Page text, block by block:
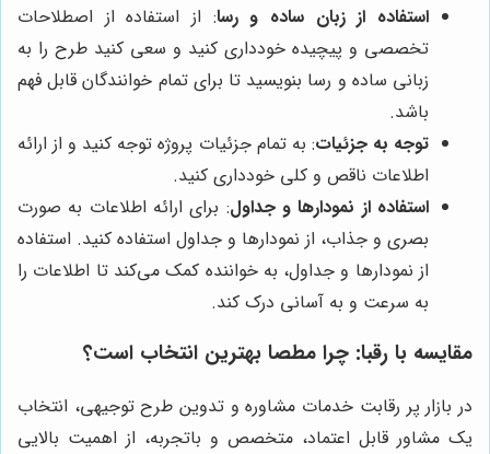
استفاده از زبان ساده و رسا: از استفاده از اصطلاحات
تخصصی و پیچیده خودداری کنید و سعی کنید طرح را به
زبانی ساده و رسا بنویسید تا برای تمام خوانندگان قابل فهم
باشد.
توجه به جزئیات: به تمام جزئیات پروژه توجه کنید و از ارائه
اطلاعات ناقص و کلی خودداری کنید.
استفاده از نمودارها و جداول: برای ارائه اطلاعات به صورت
بصری و جذاب، از نمودارها و جداول استفاده کنید. استفاده
از نمودارها و جداول، به خواننده کمک می‌کند تا اطلاعات را
به سرعت و به آسانی درک کند.
مقایسه با رقبا: چرا مطصا بهترین انتخاب است؟
در بازار پر رقابت خدمات مشاوره و تدوین طرح توجیهی، انتخاب
یک مشاور قابل اعتماد، متخصص و باتجربه، از اهمیت بالایی